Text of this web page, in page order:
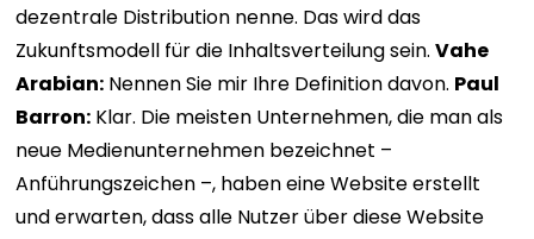
dezentrale Distribution nenne. Das wird das
Zukunftsmodell für die Inhaltsverteilung sein.Vahe
Arabian: Nennen Sie mir Ihre Definition davon. Paul
Barron: Klar. Die meisten Unternehmen, die man als
neue Medienunternehmen bezeichnet –
Anführungszeichen –, haben eine Website erstellt
und erwarten, dass alle Nutzer über diese Website